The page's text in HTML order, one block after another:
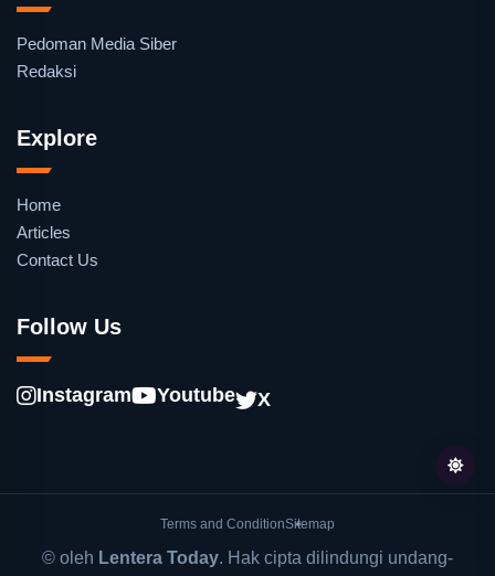
Pedoman Media Siber
Redaksi
Explore
Home
Articles
Contact Us
Follow Us
Instagram Youtube X
Terms and ConditionSitemap
© oleh Lentera Today. Hak cipta dilindungi undang-